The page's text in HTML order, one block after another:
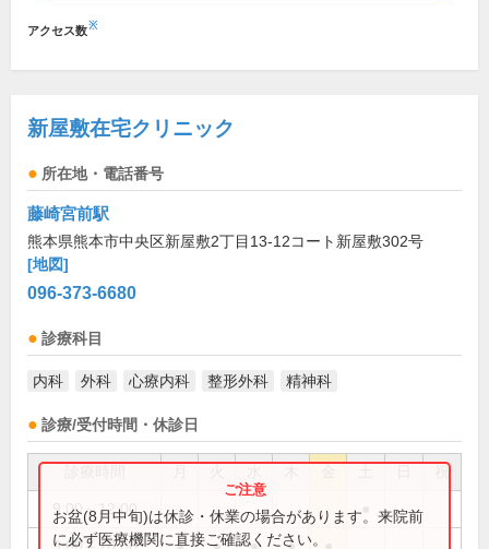
アクセス数※
新屋敷在宅クリニック
所在地・電話番号
藤崎宮前駅
熊本県熊本市中央区新屋敷2丁目13-12コート新屋敷302号
[地図]
096-373-6680
診療科目
内科 外科 心療内科 整形外科 精神科
診療/受付時間・休診日
祝
9:00～12:00
お盆(8月中旬)は休診・休業の場合があります。来院前
に必ず医療機関に直接ご確認ください。